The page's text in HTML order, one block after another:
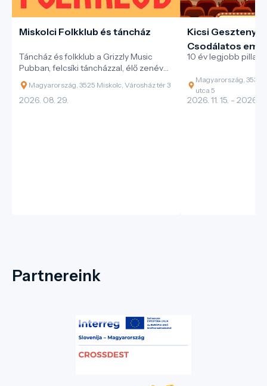
Miskolci Folkklub és táncház
Táncház és folkklub a Grizzly Music
Pubban, felcsíki táncházzal, élő zenével
és változatos magyar néptáncokkal.
Magyarország, 3525 Miskolc, Városház tér 3
2026. 08. 29.
Kicsi Gesztenye
Csodálatos
10 év legjobb
Magyarország, 3530
utca 5
2026. 11. 15. - 2026.
Partnereink